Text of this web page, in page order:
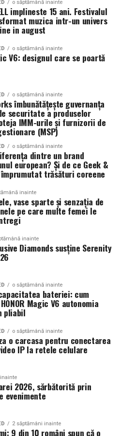
astfel să fie o gazdă
din Maramureș,
cu capacitatea de
într-o amintire
pot schimba complet felul
O alegere inspirata poate
poate oferi un look
gresita poate strica
masinii este bine realizat.
la show-uri auto
Cluj, anvelopele nu sunt doar
si elemente vizuale. Publicul
detalii precum modul in
fata de caroserie si
roata-janta.
corecte si uzura
profesionala a unei
acestea completeaza
ales de proprietar, fie ca
sportiv sau minimalist.
utilizare reala
auto din Cluj este
nu sunt doar proiecte de
zilnic. Proprietarii acestora
sa participe la
complet confortul sau
alese trebuie sa ofere un
Multi pasionati
arata bine la show, dar
la evenimentele din
o săptămână inainte
implineste 15 ani. Festivalul
muzica intr-un univers
in august
o săptămână inainte
V6: designul care se poartă
o săptămână inainte
îmbunătățește guvernanța
securitate a produselor
IMM-urile și furnizorii de
(MSP)
o săptămână inainte
dintre un brand
european? Și de ce Geek &
împrumutat trăsături coreene
inainte
vase sparte și senzația de
pe care multe femei le
inainte
Diamonds susține Serenity
o săptămână inainte
bateriei: cum
Magic V6 autonomia
pliabil
o săptămână inainte
o carcasa pentru conectarea
IP la retele celulare
2026, sărbătorită prin
evenimente
2 săptămâni inainte
9 din 10 români spun că o